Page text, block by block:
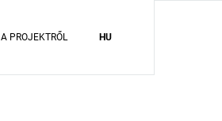
A PROJEKTRŐL HU
ADATVÉDELMI TÁJÉKOZTATÓ